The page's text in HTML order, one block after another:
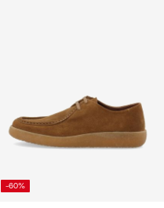
-60%